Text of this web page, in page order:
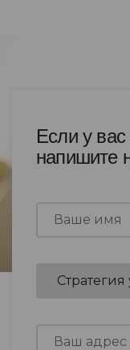
Если у вас
напишите